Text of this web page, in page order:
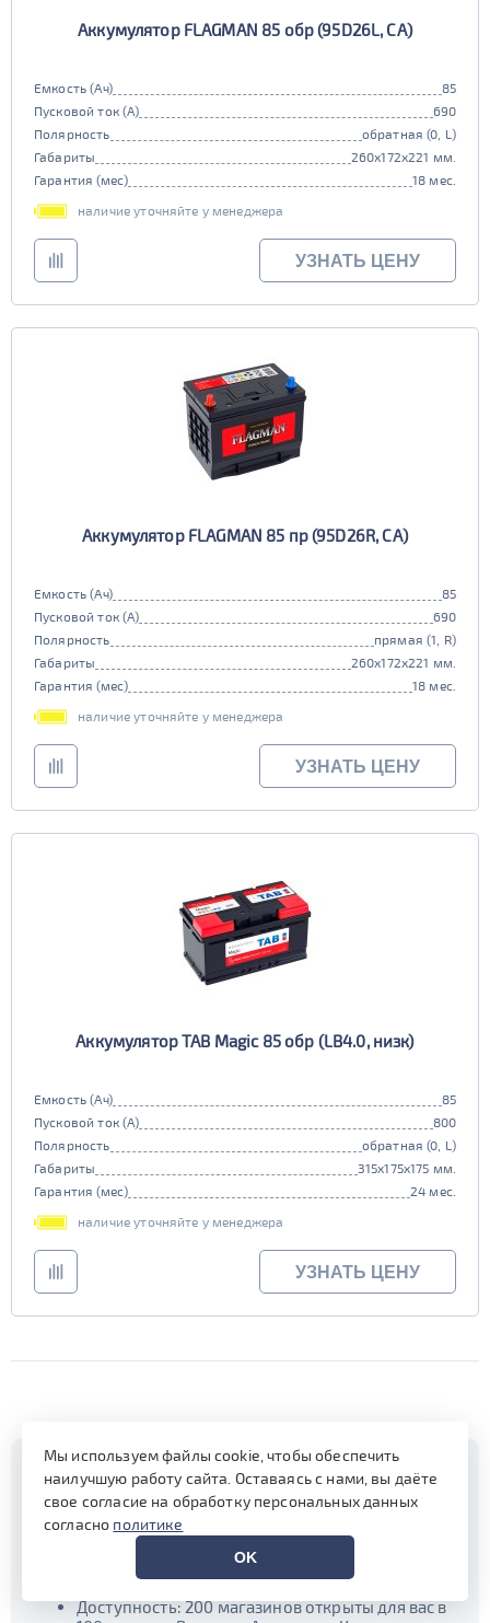
Аккумулятор FLAGMAN 85 обр (95D26L, CA)
Емкость (Ач)
85
Пусковой ток (А)
690
Полярность
обратная (0, L)
Габариты
260x172x221 мм.
Гарантия (мес)
18 мес.
наличие уточняйте у менеджера
УЗНАТЬ ЦЕНУ
Аккумулятор FLAGMAN 85 пр (95D26R, CA)
Емкость (Ач)
85
Пусковой ток (А)
690
Полярность
прямая (1, R)
Габариты
260x172x221 мм.
Гарантия (мес)
18 мес.
наличие уточняйте у менеджера
УЗНАТЬ ЦЕНУ
Аккумулятор TAB Magic 85 обр (LB4.0, низк)
Емкость (Ач)
85
Пусковой ток (А)
800
Полярность
обратная (0, L)
Габариты
315x175x175 мм.
Гарантия (мес)
24 мес.
наличие уточняйте у менеджера
УЗНАТЬ ЦЕНУ
Почему стоит купить аккумулятор
в торгово-сервисной сети
«Автомотив» в Краснодаре?
«А-сервис» — пожизненное и бесплатное
Доступность: 200 магазинов открыты для вас в
Мы используем файлы cookie, чтобы обеспечить
наилучшую работу сайта. Оставаясь с нами, вы даёте
свое согласие на обработку персональных данных
согласно политике
OK